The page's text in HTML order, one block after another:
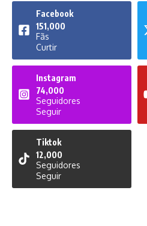
Facebook
151,000
Fãs
Curtir
Instagram
74,000
Seguidores
Seguir
Tiktok
12,000
Seguidores
Seguir